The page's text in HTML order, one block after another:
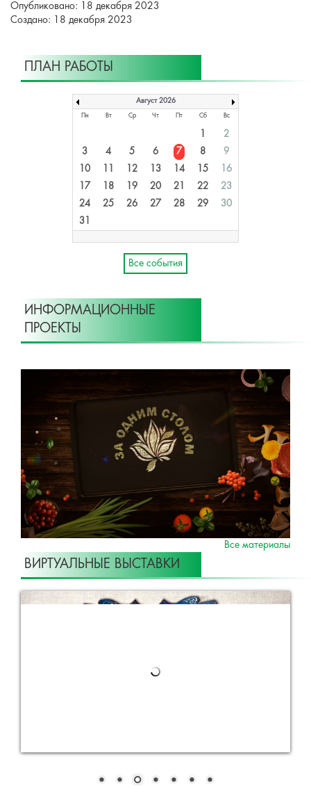
Опубликовано: 18 декабря 2023
Создано: 18 декабря 2023
ПЛАН РАБОТЫ
Август 2026
Пн Вт Ср Чт Пт Сб Вс
1
2
3
4 5 6 7 8
9
10
11 12 13 14 15
16
17
18 19 20 21 22
23
24
25 26 27 28 29
30
31
Все события
ИНФОРМАЦИОННЫЕ
ПРОЕКТЫ
Все материалы
ВИРТУАЛЬНЫЕ ВЫСТАВКИ